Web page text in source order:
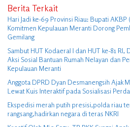
Berita Terkait
Hari Jadi ke-69 Provinsi Riau: Bupati AKBP
Komitmen Kepulauan Meranti Dorong
Gemilang
Sambut HUT Kodaeral I dan HUT ke-81 RI,
Aksi Sosial Bantuan Rumah Nelayan dan
Kepulauan Meranti
Anggota DPRD Dyan Desmanengsih Ajak
Lewat Kuis Interaktif pada Sosialisasi
Ekspedisi merah putih presisi,polda riau
rangsang,hadirkan negara di teras NKRI